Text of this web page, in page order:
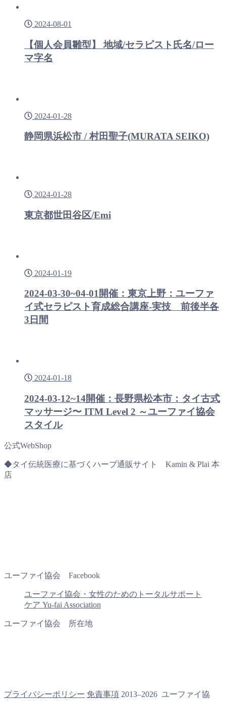
2024-08-01
【個人会員雛型】 地域/セラピスト氏名/ロー
マ字名
2024-01-28
静岡県浜松市 / 村田聖子(MURATA SEIKO)
2024-01-28
東京都世田谷区/Emi
2024-01-19
2024-03-30~04-01開催：東京上野：ユーファ
イ式セラピスト育成総合講座-実技 前後半各
3日間
2024-01-18
2024-03-12~14開催：長野県松本市：タイ古式
マッサージ〜 ITM Level 2 ～ユーファイ協会
スタイル
公式WebShop
◆タイ伝統医療に基づくハーブ通販サイト Kamin & Plai 本
店
ユーファイ協会 Facebook
ユーファイ協会・女性のためのトータルサポート
ケア Yu-fai Association
ユーファイ協会 所在地
プライバシーポリシー 免責事項 2013–2026 ユーファイ協